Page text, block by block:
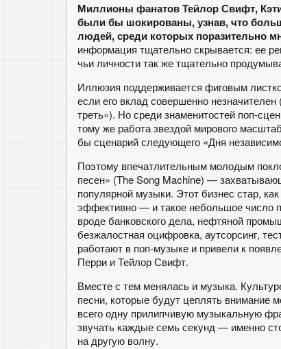
Миллионы фанатов Тейлор Свифт,
были бы шокированы, узнав, что
людей, среди которых поразительно
информация тщательно скрывается: ее
чьи личности так же тщательно
Иллюзия поддерживается фиговым
если его вклад совершенно
треть»). Но среди знаменитостей поп-
тому же работа звездой мирового
бы сценарий следующего «Дня
Поэтому впечатлительным молодым
песен» (The Song Machine) —
популярной музыки. Этот бизнес стар,
эффективно — и такое небольшое число
вроде банковского дела, нефтяной
безжалостная оцифровка, аутсорсинг,
работают в поп-музыке и привели к
Перри и Тейлор Свифт.
Вместе с тем менялась и музыка.
песни, которые будут цеплять внимание
всего одну прилипчивую музыкальную
звучать каждые семь секунд — именно
на другую волну.